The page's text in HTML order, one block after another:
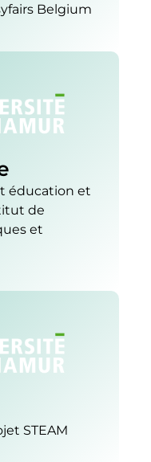
Belgium
éducation et
de
et
STEAM